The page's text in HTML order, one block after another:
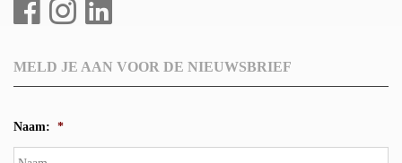
MELD JE AAN VOOR DE NIEUWSBRIEF
Naam: *